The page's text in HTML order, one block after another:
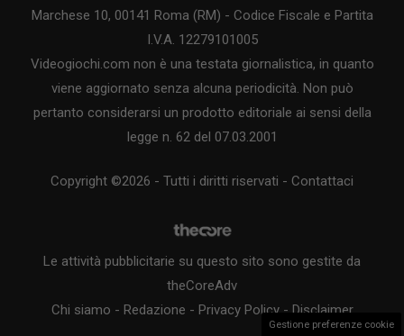
Marchese 10, 00141 Roma (RM) - Codice Fiscale e Partita
I.V.A. 12279101005
Videogiochi.com non è una testata giornalistica, in quanto
viene aggiornato senza alcuna periodicità. Non può
pertanto considerarsi un prodotto editoriale ai sensi della
legge n. 62 del 07.03.2001
Copyright ©2026 - Tutti i diritti riservati - Contattaci
Le attività pubblicitarie su questo sito sono gestite da
theCoreAdv
Chi siamo - Redazione - Privacy Policy- Disclaimer
Gestione preferenze cookie